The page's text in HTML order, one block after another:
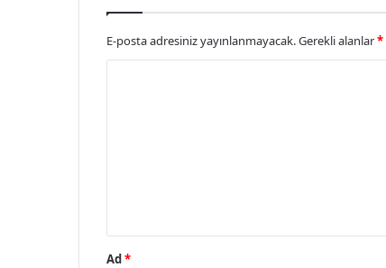
E-posta adresiniz yayınlanmayacak.Gerekli alanlar*
Ad *